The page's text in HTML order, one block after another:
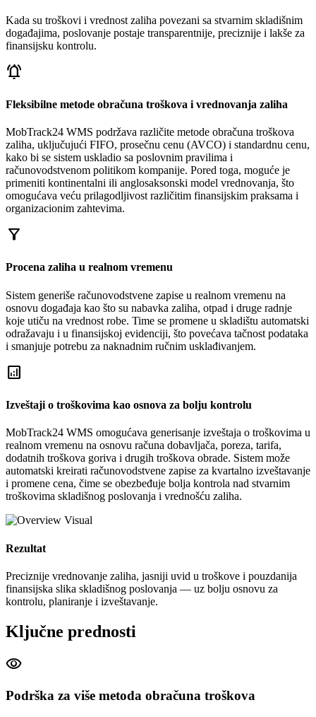
Kada su troškovi i vrednost zaliha povezani sa stvarnim skladišnim
događajima, poslovanje postaje transparentnije, preciznije i lakše za
finansijsku kontrolu.
notifications_active
Fleksibilne metode obračuna troškova i vrednovanja zaliha
MobTrack24 WMS podržava različite metode obračuna troškova
zaliha, uključujući FIFO, prosečnu cenu (AVCO) i standardnu cenu,
kako bi se sistem uskladio sa poslovnim pravilima i
računovodstvenom politikom kompanije. Pored toga, moguće je
primeniti kontinentalni ili anglosaksonski model vrednovanja, što
omogućava veću prilagodljivost različitim finansijskim praksama i
organizacionim zahtevima.
filter_alt
Procena zaliha u realnom vremenu
Sistem generiše računovodstvene zapise u realnom vremenu na
osnovu događaja kao što su nabavka zaliha, otpad i druge radnje
koje utiču na vrednost robe. Time se promene u skladištu automatski
odražavaju i u finansijskoj evidenciji, što povećava tačnost podataka
i smanjuje potrebu za naknadnim ručnim usklađivanjem.
analytics
Izveštaji o troškovima kao osnova za bolju kontrolu
MobTrack24 WMS omogućava generisanje izveštaja o troškovima u
realnom vremenu na osnovu računa dobavljača, poreza, tarifa,
dodatnih troškova goriva i drugih troškova obrade. Sistem može
automatski kreirati računovodstvene zapise za kvartalno izveštavanje
i promene cena, čime se obezbeđuje bolja kontrola nad stvarnim
troškovima skladišnog poslovanja i vrednošću zaliha.
Rezultat
Preciznije vrednovanje zaliha, jasniji uvid u troškove i pouzdanija
finansijska slika skladišnog poslovanja — uz bolju osnovu za
kontrolu, planiranje i izveštavanje.
Ključne prednosti
visibility
Podrška za više metoda obračuna troškova